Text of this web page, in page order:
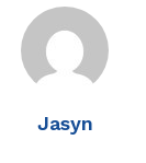
Jasyn